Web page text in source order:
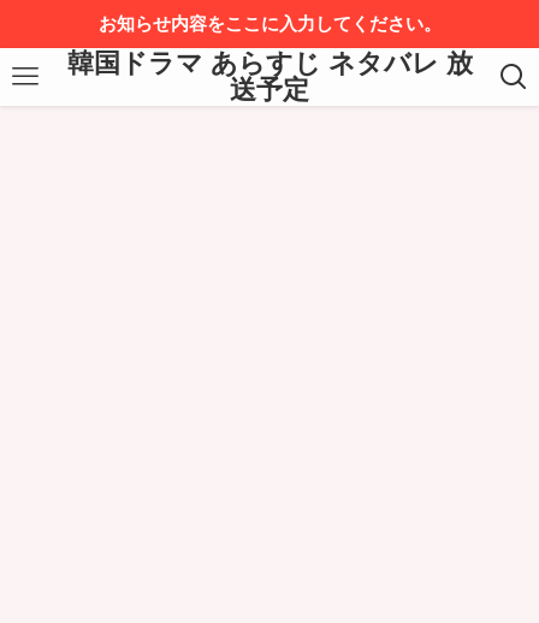
お知らせ内容をここに入力してください。
韓国ドラマ あらすじ ネタバレ 放
送予定